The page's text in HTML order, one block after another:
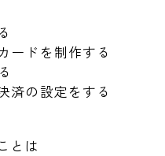
ードを制作する
済の設定をする
とは